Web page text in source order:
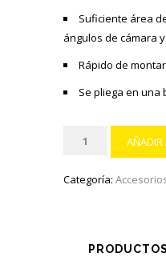
Suficiente área
ángulos de cámara
Rápido de montar
Se pliega en una
Chromakey
más
AÑADIR
Categoría: